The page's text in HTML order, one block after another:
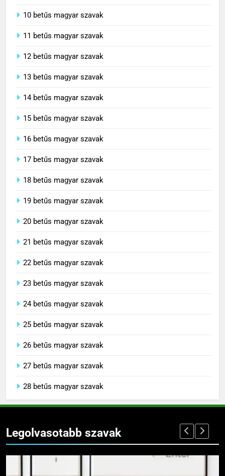
10 betűs magyar szavak
11 betűs magyar szavak
12 betűs magyar szavak
13 betűs magyar szavak
14 betűs magyar szavak
15 betűs magyar szavak
16 betűs magyar szavak
17 betűs magyar szavak
18 betűs magyar szavak
19 betűs magyar szavak
20 betűs magyar szavak
21 betűs magyar szavak
22 betűs magyar szavak
23 betűs magyar szavak
24 betűs magyar szavak
25 betűs magyar szavak
26 betűs magyar szavak
27 betűs magyar szavak
28 betűs magyar szavak
Legolvasotabb szavak